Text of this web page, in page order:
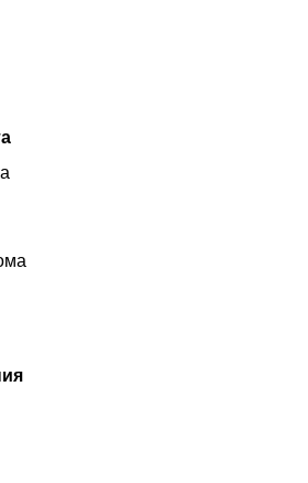
проживания в квартире!
уважение и понимание!
нас радость за Ваш